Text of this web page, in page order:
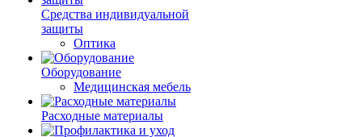
Средства индивидуальной
защиты
Оптика
Оборудование
Медицинская мебель
Расходные материалы